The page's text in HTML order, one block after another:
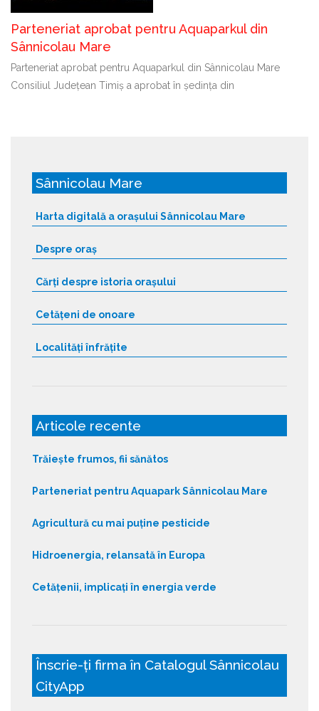
Parteneriat aprobat pentru Aquaparkul din
Sânnicolau Mare
Parteneriat aprobat pentru Aquaparkul din Sânnicolau Mare
Consiliul Județean Timiș a aprobat în ședința din
Sânnicolau Mare
Harta digitală a orașului Sânnicolau Mare
Despre oraș
Cărți despre istoria orașului
Cetățeni de onoare
Localități înfrățite
Articole recente
Trăiește frumos, fii sănătos
Parteneriat pentru Aquapark Sânnicolau Mare
Agricultură cu mai puține pesticide
Hidroenergia, relansată în Europa
Cetățenii, implicați în energia verde
Înscrie-ți firma în Catalogul Sânnicolau
CityApp